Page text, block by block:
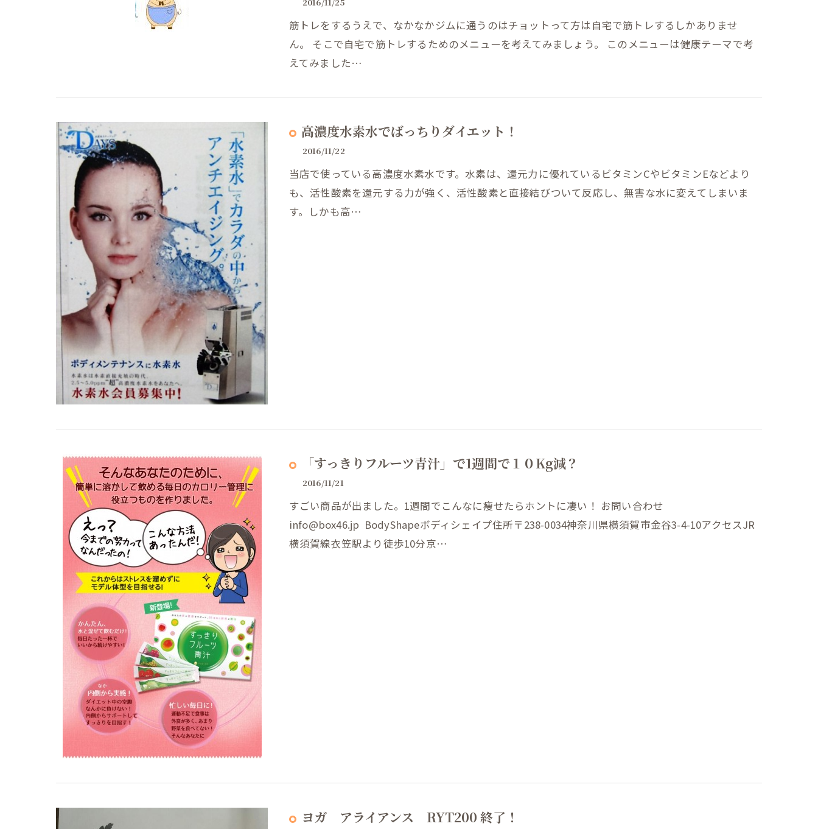
筋トレをするうえで、なかなかジムに通うのはチョットって方は自宅で筋トレするしかありませ
ん。 そこで自宅で筋トレするためのメニューを考えてみましょう。 このメニューは健康テーマで考
えてみました…
高濃度水素水でばっちりダイエット！
2016/11/22
当店で使っている高濃度水素水です。水素は、還元力に優れているビタミンCやビタミンEなどより
も、活性酸素を還元する力が強く、活性酸素と直接結びついて反応し、無害な水に変えてしまいま
す。しかも高…
「すっきりフルーツ青汁」で1週間で１０Kg減？
2016/11/21
すごい商品が出ました。1週間でこんなに痩せたらホントに凄い！ お問い合わせ
info@box46.jp BodyShapeボディシェイプ住所〒238-0034神奈川県横須賀市金谷3-4-10アクセスJR
横須賀線衣笠駅より徒歩10分京…
ヨガ アライアンス RYT200 終了！